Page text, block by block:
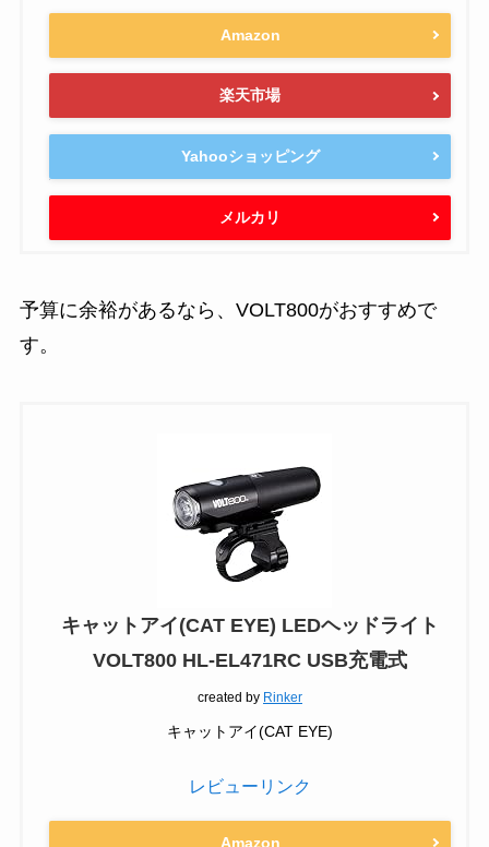
Amazon
楽天市場
Yahooショッピング
メルカリ
予算に余裕があるなら、VOLT800がおすすめで
す。
キャットアイ(CAT EYE) LEDヘッドライト
VOLT800 HL-EL471RC USB充電式
created by Rinker
キャットアイ(CAT EYE)
レビューリンク
Amazon